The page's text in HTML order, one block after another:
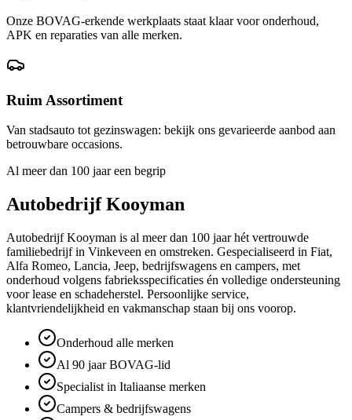
Onze BOVAG-erkende werkplaats staat klaar voor onderhoud,
APK en reparaties van alle merken.
Ruim Assortiment
Van stadsauto tot gezinswagen: bekijk ons gevarieerde aanbod aan
betrouwbare occasions.
Al meer dan 100 jaar een begrip
Autobedrijf Kooyman
Autobedrijf Kooyman is al meer dan 100 jaar hét vertrouwde
familiebedrijf in Vinkeveen en omstreken. Gespecialiseerd in Fiat,
Alfa Romeo, Lancia, Jeep, bedrijfswagens en campers, met
onderhoud volgens fabrieksspecificaties én volledige ondersteuning
voor lease en schadeherstel. Persoonlijke service,
klantvriendelijkheid en vakmanschap staan bij ons voorop.
Onderhoud alle merken
Al 90 jaar BOVAG-lid
Specialist in Italiaanse merken
Campers & bedrijfswagens